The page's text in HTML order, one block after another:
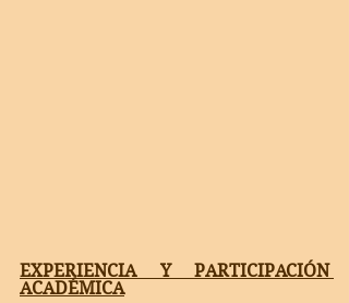
EXPERIENCIA Y PARTICIPACIÓN
ACADÉMICA